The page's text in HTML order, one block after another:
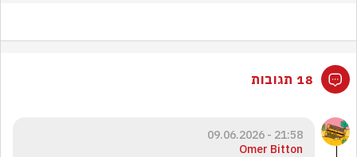
18 תגובות
21:58 - 09.06.2026
Omer Bitton